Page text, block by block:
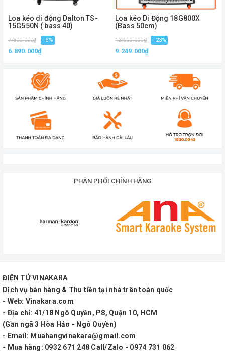
Loa kéo di động Dalton TS-
15G550N ( bass 40)
7.300.000₫ - 6%
6.890.000₫
Loa kéo Di Động 18G800X
(Bass 50cm)
12.000.000₫ - 23%
9.249.000₫
PHÂN PHỐI CHÍNH HÃNG
ĐIỆN TỬ VINAKARA
Dịch vụ bán hàng & Thu tiền tại nhà trên toàn quốc
- Web: Vinakara.com
- Địa chỉ: 41/18 Ngô Quyền, P8, Quận 10, HCM
(Gần ngã 3 Hòa Hảo - Ngô Quyền)
- Email: Muahangvinakara@gmail.com
- Mua hàng: 0932 671 248 Call/Zalo - 0974 731 062